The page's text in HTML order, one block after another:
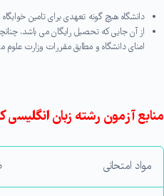
دانشگاه هیچ گونه تعهدی برای تامین خوابگاه
از آن جایی که تحصیل رایگان می باشد،
امنای دانشگاه و مطابق مقررات وزارت علوم
منابع آزمون رشته زبان انگلیسی
مواد امتحانی